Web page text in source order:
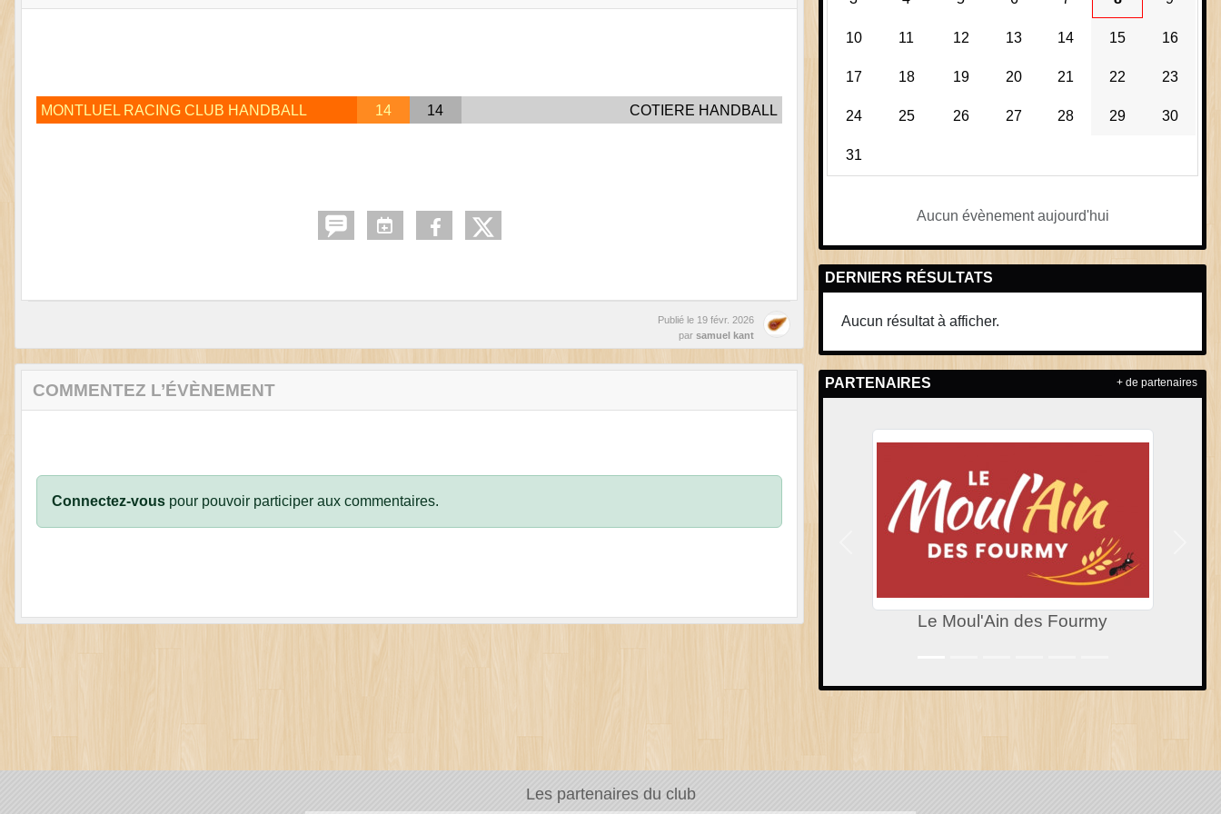
MONTLUEL RACING CLUB HANDBALL 14 14 COTIERE HANDBALL
Publié le 19 févr. 2026
parsamuel kant
COMMENTEZ L’ÉVÈNEMENT
Connectez-vous pour pouvoir participer aux commentaires.
10 11 12 13 14 15 16
17 18 19 20 21 22 23
24 25 26 27 28 29 30
31
Aucun évènement aujourd'hui
DERNIERS RÉSULTATS
Aucun résultat à afficher.
PARTENAIRES
Le Moul'Ain des Fourmy
+ de partenaires
Les partenaires du club